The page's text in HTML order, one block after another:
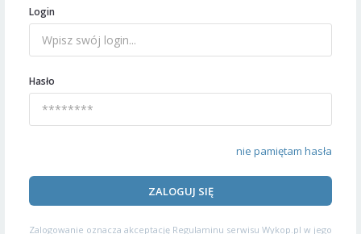
Login
Hasło
nie pamiętam hasła
ZALOGUJ SIĘ
Zalogowanie oznacza akceptację Regulaminu serwisu Wykop.pl w jego